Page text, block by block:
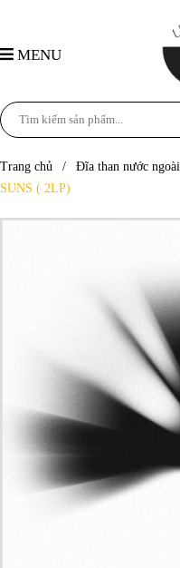
MENU
Trang chủ / Đĩa than nước ngoài
SUNS ( 2LP)